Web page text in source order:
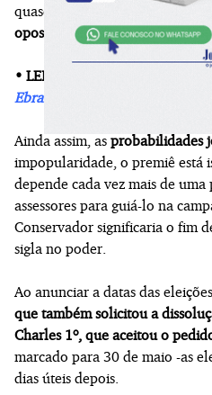
quase três anos- podem
oposição
, o Partido Trabalhista,
• LEIA MAIS:
Ebrahim Raisi
Ainda assim, as probabilidades
impopularidade, o premiê está
depende cada vez mais de
assessores para guiá-lo na
Conservador significaria o fim
sigla no poder.
Ao anunciar a datas das
que também solicitou a
Charles 1º, que aceitou o
marcado para 30 de maio -as
dias úteis depois.